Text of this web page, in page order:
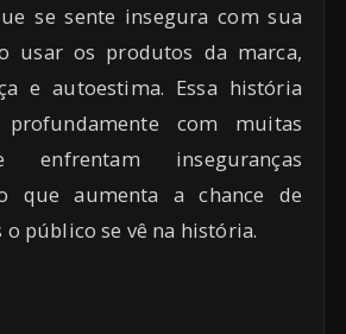
se sente insegura com sua
usar os produtos da marca,
e autoestima. Essa história
com muitas
enfrentam inseguranças
que aumenta a chance de
o público se vê na história.